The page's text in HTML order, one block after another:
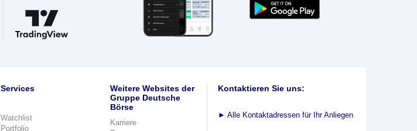
Services
Watchlist
Portfolio
Weitere Websites der
Gruppe Deutsche
Börse
Karriere
Kontaktieren Sie uns:
► Alle Kontaktadressen für Ihr Anliegen